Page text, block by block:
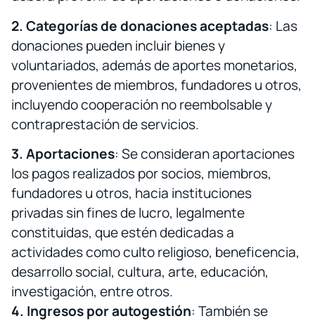
2. Categorías de donaciones aceptadas: Las
donaciones pueden incluir bienes y
voluntariados, además de aportes monetarios,
provenientes de miembros, fundadores u otros,
incluyendo cooperación no reembolsable y
contraprestación de servicios.
3. Aportaciones: Se consideran aportaciones
los pagos realizados por socios, miembros,
fundadores u otros, hacia instituciones
privadas sin fines de lucro, legalmente
constituidas, que estén dedicadas a
actividades como culto religioso, beneficencia,
desarrollo social, cultura, arte, educación,
investigación, entre otros.
4. Ingresos por autogestión: También se